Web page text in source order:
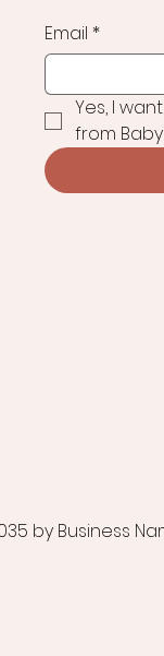
Email *
Yes, I
from
by Business